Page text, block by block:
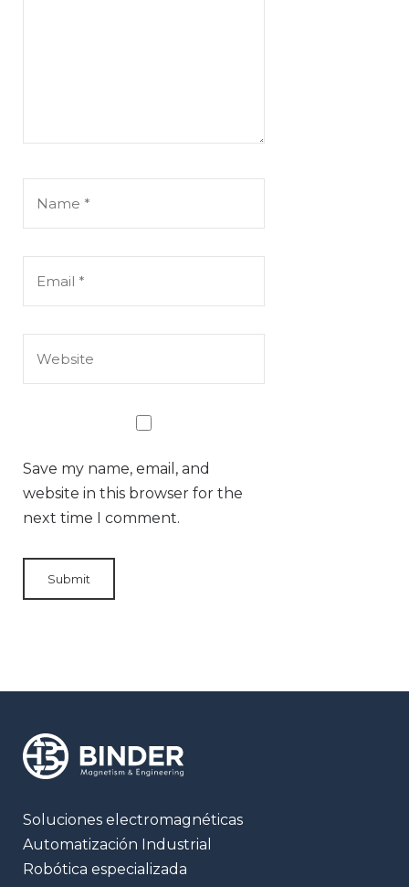
Save my name, email, and
website in this browser for the
next time I comment.
Soluciones electromagnéticas
Automatización Industrial
Robótica especializada